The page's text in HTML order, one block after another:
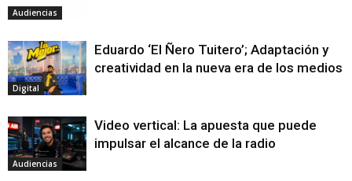
Audiencias
Digital
Eduardo ‘El Ñero Tuitero’; Adaptación y
creatividad en la nueva era de los medios
Audiencias
Video vertical: La apuesta que puede
impulsar el alcance de la radio